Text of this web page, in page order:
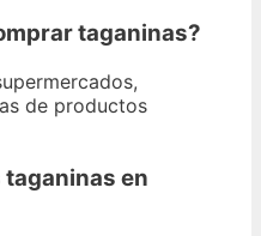
taganinas?
de productos
taganinas en